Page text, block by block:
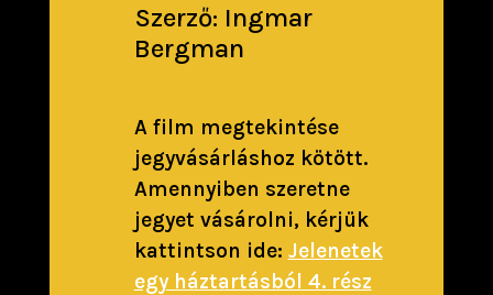
Szerző: Ingmar
Bergman
A film megtekintése
jegyvásárláshoz kötött.
Amennyiben szeretne
jegyet vásárolni, kérjük
kattintson ide: Jelenetek
egy háztartásból 4. rész